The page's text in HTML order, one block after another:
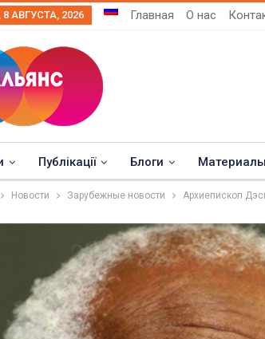
АВГУСТА, 2026 Главная О нас
Публікації Блоги Материалы
Новости Зарубежные новости Архиепископ